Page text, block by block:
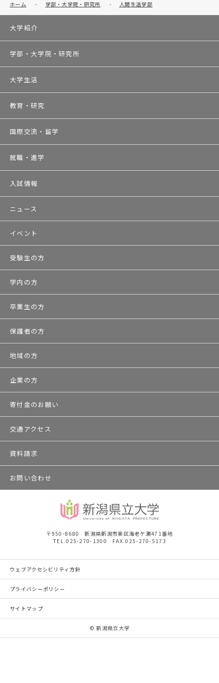
ホーム - 学部・大学院・研究所 - 人間生活学部
大学紹介
学部・大学院・研究所
大学生活
教育・研究
国際交流・留学
就職・進学
入試情報
ニュース
イベント
受験生の方
学内の方
卒業生の方
保護者の方
地域の方
企業の方
寄付金のお願い
交通アクセス
資料請求
お問い合わせ
〒950-8680 新潟県新潟市東区海老ケ瀬471番地
TEL.025-270-1300 FAX.025-270-5173
ウェブアクセシビリティ方針
プライバシーポリシー
サイトマップ
© 新潟県立大学